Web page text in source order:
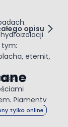
UV
tym:
eternit,
Pigmenty
zmywają się.
opisu
is
tylko online